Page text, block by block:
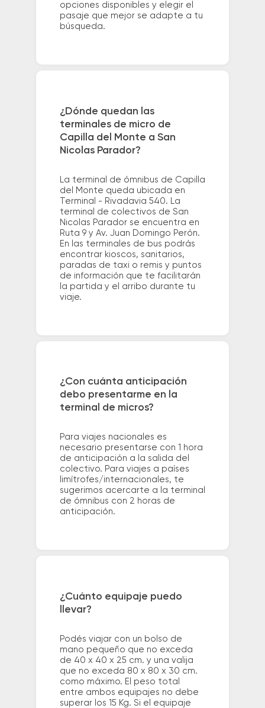
opciones disponibles y elegir el
pasaje que mejor se adapte a tu
búsqueda.
¿Dónde quedan las
terminales de micro de
Capilla del Monte a San
Nicolas Parador?
La terminal de ómnibus de Capilla
del Monte queda ubicada en
Terminal - Rivadavia 540. La
terminal de colectivos de San
Nicolas Parador se encuentra en
Ruta 9 y Av. Juan Domingo Perón.
En las terminales de bus podrás
encontrar kioscos, sanitarios,
paradas de taxi o remis y puntos
de información que te facilitarán
la partida y el arribo durante tu
viaje.
¿Con cuánta anticipación
debo presentarme en la
terminal de micros?
Para viajes nacionales es
necesario presentarse con 1 hora
de anticipación a la salida del
colectivo. Para viajes a países
limítrofes/internacionales, te
sugerimos acercarte a la terminal
de ómnibus con 2 horas de
anticipación.
¿Cuánto equipaje puedo
llevar?
Podés viajar con un bolso de
mano pequeño que no exceda
de 40 x 40 x 25 cm. y una valija
que no exceda 80 x 80 x 30 cm.
como máximo. El peso total
entre ambos equipajes no debe
superar los 15 Kg. Si el equipaje